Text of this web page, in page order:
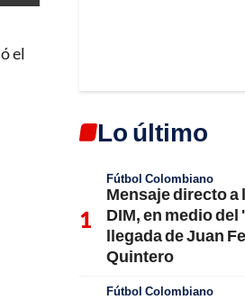
el
Lo último
Fútbol Colombiano
Mensaje directo a
DIM, en medio del
llegada de Juan
Quintero
Fútbol Colombiano